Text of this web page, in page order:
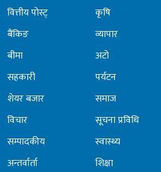
वित्तीय पोस्ट्
बैंकिङ
बीमा
सहकारी
शेयर बजार
विचार
सम्पादकीय
अन्तर्वार्ता
कृषि
व्यापार
अटो
पर्यटन
समाज
सूचना प्रविधि
स्वास्थ्य
शिक्षा